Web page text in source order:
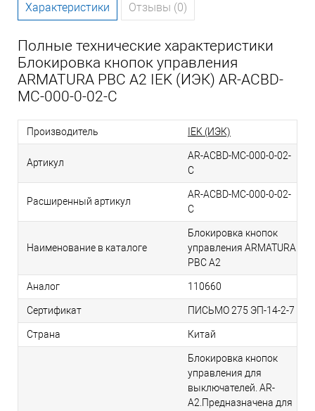
Характеристики Отзывы (0)
Полные технические характеристики
Блокировка кнопок управления
ARMATURA PBC A2 IEK (ИЭК) AR-ACBD-
MC-000-0-02-C
Производитель IEK (ИЭК)
Артикул
AR-ACBD-MC-000-0-02-
C
Расширенный артикул
AR-ACBD-MC-000-0-02-
C
Наименование в каталоге
Блокировка кнопок
управления ARMATURA
PBC A2
Аналог 110660
Сертификат ПИСЬМО 275 ЭП-14-2-7
Страна Китай
Блокировка кнопок
управления для
выключателей. AR-
A2.Предназначена для